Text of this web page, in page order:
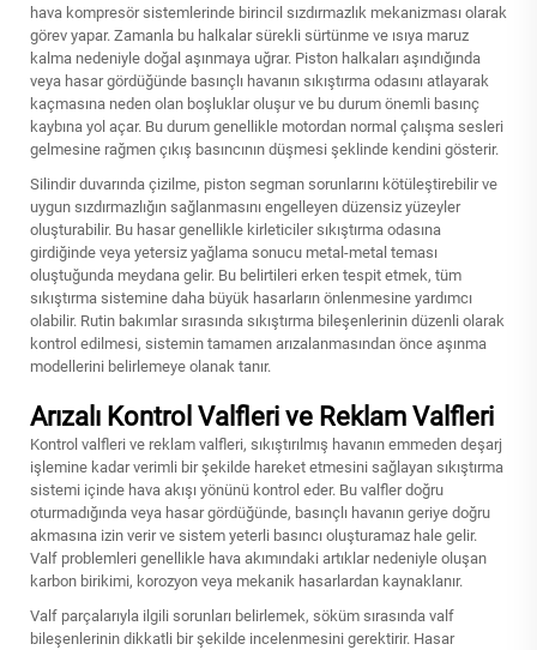
hava kompresör sistemlerinde birincil sızdırmazlık mekanizması olarak
görev yapar. Zamanla bu halkalar sürekli sürtünme ve ısıya maruz
kalma nedeniyle doğal aşınmaya uğrar. Piston halkaları aşındığında
veya hasar gördüğünde basınçlı havanın sıkıştırma odasını atlayarak
kaçmasına neden olan boşluklar oluşur ve bu durum önemli basınç
kaybına yol açar. Bu durum genellikle motordan normal çalışma sesleri
gelmesine rağmen çıkış basıncının düşmesi şeklinde kendini gösterir.
Silindir duvarında çizilme, piston segman sorunlarını kötüleştirebilir ve
uygun sızdırmazlığın sağlanmasını engelleyen düzensiz yüzeyler
oluşturabilir. Bu hasar genellikle kirleticiler sıkıştırma odasına
girdiğinde veya yetersiz yağlama sonucu metal-metal teması
oluştuğunda meydana gelir. Bu belirtileri erken tespit etmek, tüm
sıkıştırma sistemine daha büyük hasarların önlenmesine yardımcı
olabilir. Rutin bakımlar sırasında sıkıştırma bileşenlerinin düzenli olarak
kontrol edilmesi, sistemin tamamen arızalanmasından önce aşınma
modellerini belirlemeye olanak tanır.
Arızalı Kontrol Valfleri ve Reklam Valfleri
Kontrol valfleri ve reklam valfleri, sıkıştırılmış havanın emmeden deşarj
işlemine kadar verimli bir şekilde hareket etmesini sağlayan sıkıştırma
sistemi içinde hava akışı yönünü kontrol eder. Bu valfler doğru
oturmadığında veya hasar gördüğünde, basınçlı havanın geriye doğru
akmasına izin verir ve sistem yeterli basıncı oluşturamaz hale gelir.
Valf problemleri genellikle hava akımındaki artıklar nedeniyle oluşan
karbon birikimi, korozyon veya mekanik hasarlardan kaynaklanır.
Valf parçalarıyla ilgili sorunları belirlemek, söküm sırasında valf
bileşenlerinin dikkatli bir şekilde incelenmesini gerektirir. Hasar